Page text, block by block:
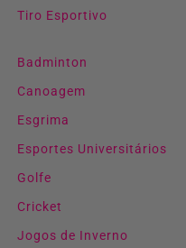
Tiro Esportivo
Badminton
Canoagem
Esgrima
Esportes Universitários
Golfe
Cricket
Jogos de Inverno